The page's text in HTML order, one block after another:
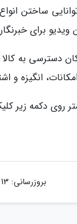
ساختن
ویدیو برای
دسترسی به کالا
انگیزه
روی دکمه زیر
بروزرسانی: 13 اردیبهشت 1404